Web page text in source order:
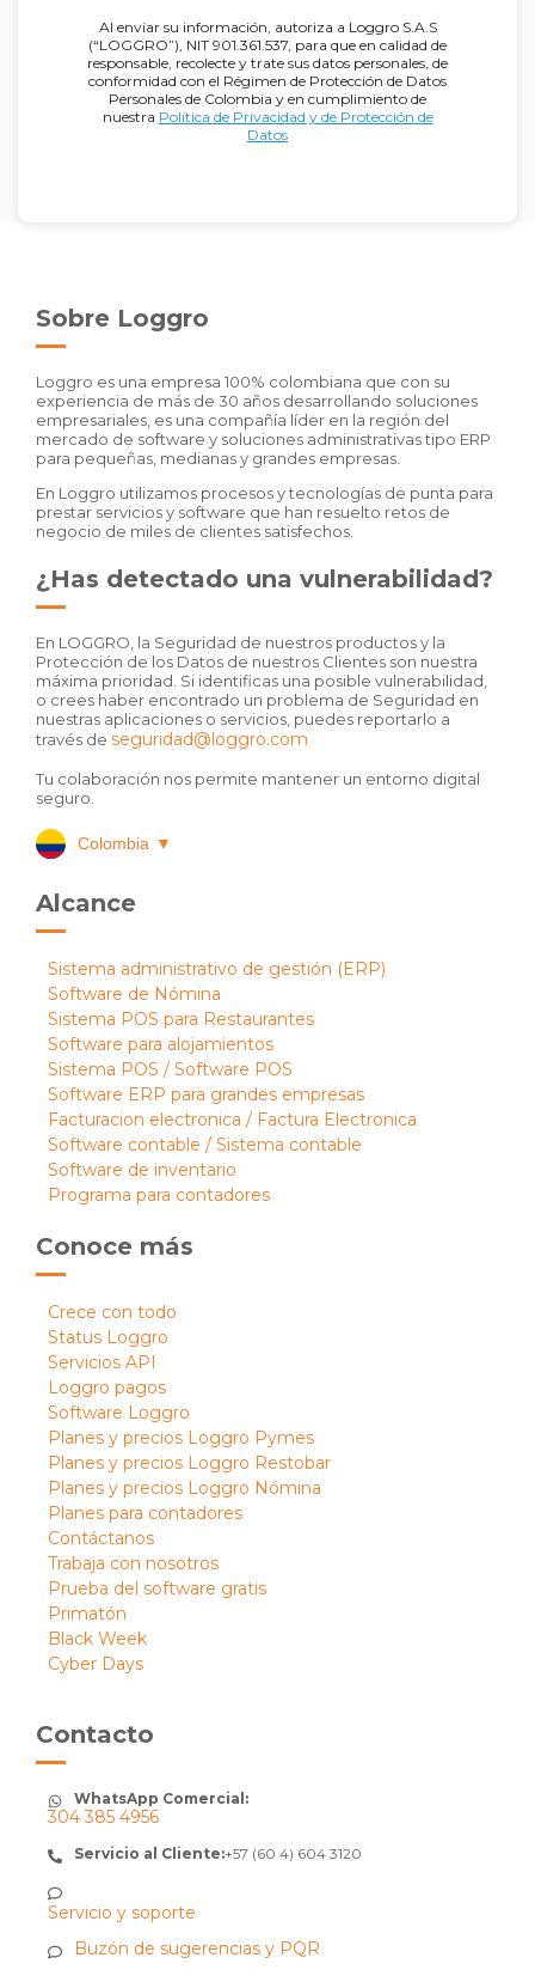
Al enviar su información, autoriza a Loggro S.A.S
(“LOGGRO”), NIT 901.361.537, para que en calidad de
responsable, recolecte y trate sus datos personales, de
conformidad con el Régimen de Protección de Datos
Personales de Colombia y en cumplimiento de
nuestra Política de Privacidad y de Protección de
Datos
Sobre Loggro
Loggro es una empresa 100% colombiana que con su
experiencia de más de 30 años desarrollando soluciones
empresariales, es una compañía líder en la región del
mercado de software y soluciones administrativas tipo ERP
para pequeñas, medianas y grandes empresas.
En Loggro utilizamos procesos y tecnologías de punta para
prestar servicios y software que han resuelto retos de
negocio de miles de clientes satisfechos.
¿Has detectado una vulnerabilidad?
En LOGGRO, la Seguridad de nuestros productos y la
Protección de los Datos de nuestros Clientes son nuestra
máxima prioridad. Si identificas una posible vulnerabilidad,
o crees haber encontrado un problema de Seguridad en
nuestras aplicaciones o servicios, puedes reportarlo a
través de seguridad@loggro.com
Tu colaboración nos permite mantener un entorno digital
seguro.
Colombia ▼
Alcance
Sistema administrativo de gestión (ERP)
Software de Nómina
Sistema POS para Restaurantes
Software para alojamientos
Sistema POS / Software POS
Software ERP para grandes empresas
Facturacion electronica / Factura Electronica
Software contable / Sistema contable
Software de inventario
Programa para contadores
Conoce más
Crece con todo
Status Loggro
Servicios API
Loggro pagos
Software Loggro
Planes y precios Loggro Pymes
Planes y precios Loggro Restobar
Planes y precios Loggro Nómina
Planes para contadores
Contáctanos
Trabaja con nosotros
Prueba del software gratis
Primatón
Black Week
Cyber Days
Contacto
WhatsApp Comercial:
304 385 4956
Servicio al Cliente:+57 (60 4) 604 3120
Servicio y soporte
Buzón de sugerencias y PQR